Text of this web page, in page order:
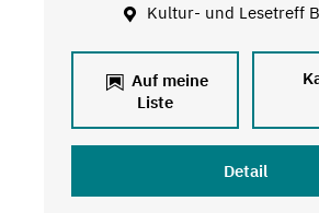
Kultur- und Lesetreff
Auf meine
Liste
Detail